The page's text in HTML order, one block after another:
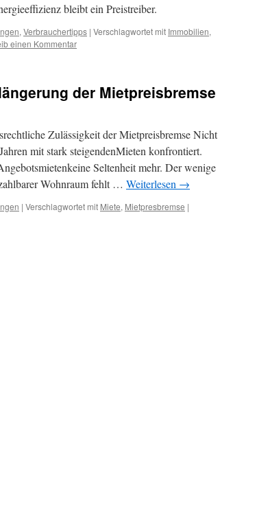
bleibt ein Preistreiber.
, Verbrauchertipps | Verschlagwortet mit Immobilien,
einen Kommentar
der Mietpreisbremse
Zulässigkeit der Mietpreisbremse Nicht
mit stark steigendenMieten konfrontiert.
Seltenheit mehr. Der wenige
Wohnraum fehlt … Weiterlesen →
| Verschlagwortet mit Miete, Mietpresbremse |